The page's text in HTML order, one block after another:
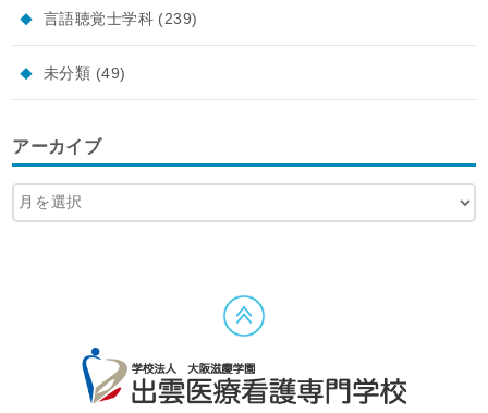
言語聴覚士学科 (239)
未分類 (49)
アーカイブ